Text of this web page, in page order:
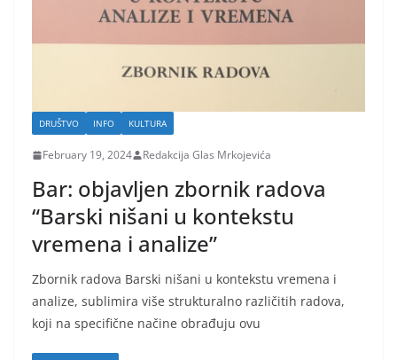
DRUŠTVO INFO KULTURA
February 19, 2024 Redakcija Glas Mrkojevića
Bar: objavljen zbornik radova
“Barski nišani u kontekstu
vremena i analize”
Zbornik radova Barski nišani u kontekstu vremena i
analize, sublimira više strukturalno različitih radova,
koji na specifične načine obrađuju ovu